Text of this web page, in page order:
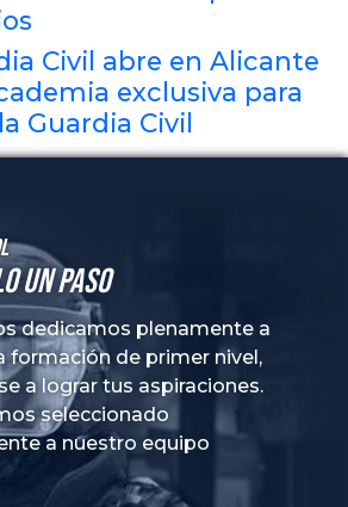
Civil abre en Alicante
exclusiva para
Guardia Civil
un paso
dedicamos plenamente a
formación de primer nivel,
a lograr tus aspiraciones.
seleccionado
a nuestro equipo